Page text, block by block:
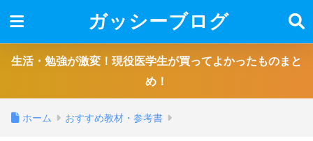
ガッシーブログ
生活・勉強が激変！現役医学生が買ってよかったものまと
め！
ホーム おすすめ教材・参考書